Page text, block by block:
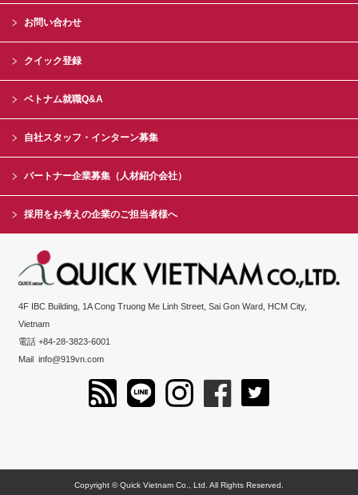
お問い合わせ
クイック登録
ベトナム就職Q&A
自社スタッフ・インターン募集
パートナー企業募集（人材紹介会社）
採用をお考えの企業のご担当者様へ
4F IBC Building, 1A Cong Truong Me Linh Street, Sai Gon Ward, HCM City,
Vietnam
電話 +84-28-3823-6001
Mailinfo@919vn.com
Copyright © Quick Vietnam Co., Ltd. All Rights Reserved.